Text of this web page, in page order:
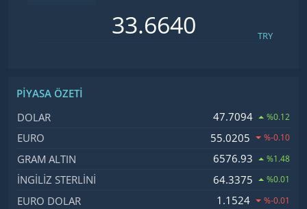
TRY
PIYASA ÖZETI
İsim, Kod
DOLAR 47.7094 %0.12
EURO 55.0205 %-0.10
GRAM ALTIN 6576.93 %1.48
İNGILIZ STERLINI 64.3375 %0.01
EURO DOLAR 1.1524 %-0.01